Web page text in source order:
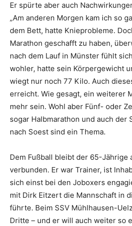
Er spürte aber auch
„Am anderen Morgen kam ich so
dem Bett, hatte Knieprobleme.
Marathon geschafft zu haben,
nach dem Lauf in Münster fühlt
wohler, hatte sein Körpergewicht
wiegt nur noch 77 Kilo. Auch
erreicht. Wie gesagt, ein weiterer
mehr sein. Wohl aber Fünf- oder
sogar Halbmarathon und auch der
nach Soest sind ein Thema.
Dem Fußball bleibt der 65-Jährige
verbunden. Er war Trainer, ist
sich einst bei den Joboxers
mit Dirk Eitzert die Mannschaft in
führte. Beim SSV Mühlhausen-
Dritte – und er will auch weiter so